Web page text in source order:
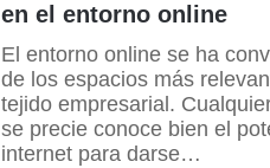
en el entorno online
El entorno online se ha
de los espacios más
tejido empresarial.
se precie conoce bien el
internet para darse…